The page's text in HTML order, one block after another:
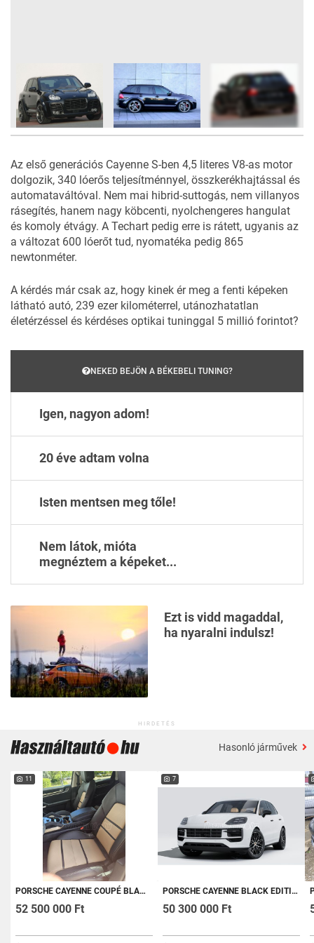
Az első generációs Cayenne S-ben 4,5 literes V8-as motor
dolgozik, 340 lóerős teljesítménnyel, összkerékhajtással és
automataváltóval. Nem mai hibrid-suttogás, nem villanyos
rásegítés, hanem nagy köbcenti, nyolchengeres hangulat
és komoly étvágy. A Techart pedig erre is rátett, ugyanis az
a változat 600 lóerőt tud, nyomatéka pedig 865
newtonméter.
A kérdés már csak az, hogy kinek ér meg a fenti képeken
látható autó, 239 ezer kilométerrel, utánozhatatlan
életérzéssel és kérdéses optikai tuninggal 5 millió forintot?
NEKED BEJÖN A BÉKEBELI TUNING?
Igen, nagyon adom!
20 éve adtam volna
Isten mentsen meg tőle!
Nem látok, mióta
megnéztem a képeket...
Ezt is vidd magaddal,
ha nyaralni indulsz!
HIRDETÉS
Hasonló járművek
11
PORSCHE CAYENNE COUPÉ BLACK EDITION TIPTRONIC IC 470 LE PLUG IN HYBRID COUPE FULL EXTRÁK + EGYEDI MEGJELENÉS
52 500 000 Ft
7
PORSCHE CAYENNE BLACK EDITION TIPTRONIC IC
50 300 000 Ft